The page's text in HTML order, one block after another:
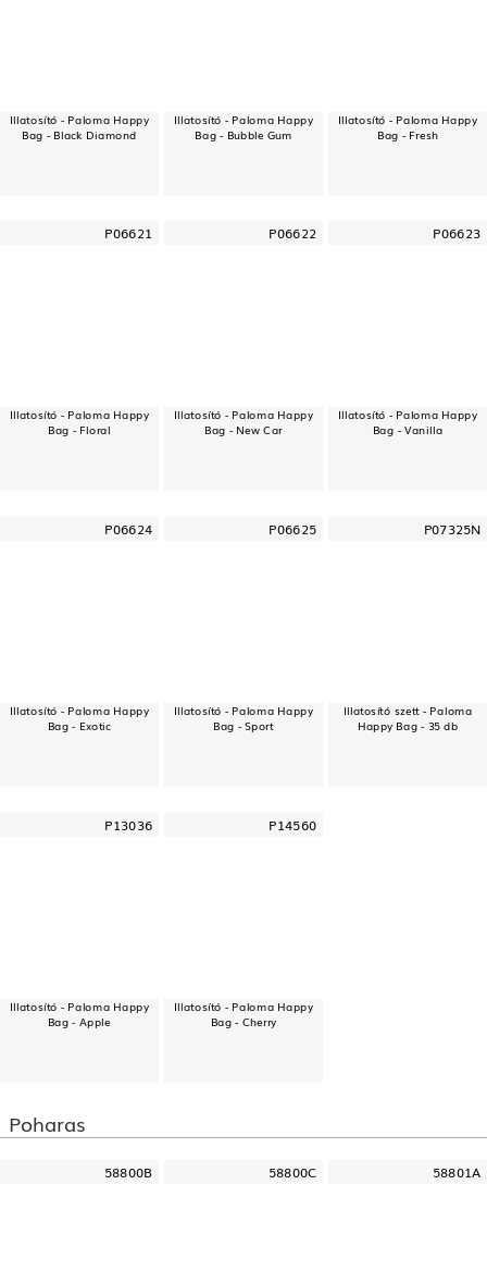
Illatosító - Paloma Happy
Bag - Black Diamond
Illatosító - Paloma Happy
Bag - Bubble Gum
Illatosító - Paloma Happy
Bag - Fresh
P06621
Illatosító - Paloma Happy
Bag - Floral
P06622
Illatosító - Paloma Happy
Bag - New Car
P06623
Illatosító - Paloma Happy
Bag - Vanilla
P06624
Illatosító - Paloma Happy
Bag - Exotic
P06625
Illatosító - Paloma Happy
Bag - Sport
P07325N
Illatosító szett - Paloma
Happy Bag - 35 db
P13036
Illatosító - Paloma Happy
Bag - Apple
P14560
Illatosító - Paloma Happy
Bag - Cherry
Poharas
58800B 58800C 58801A